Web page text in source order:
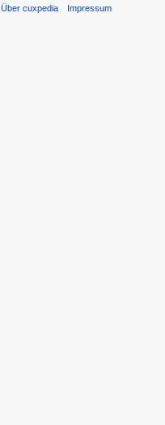
Über cuxpedia Impressum